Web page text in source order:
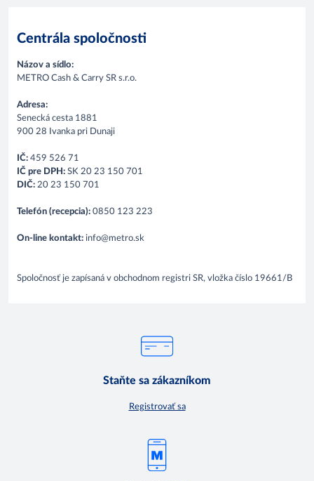
Centrála spoločnosti
Názov a sídlo:
METRO Cash & Carry SR s.r.o.
Adresa:
Senecká cesta 1881
900 28 Ivanka pri Dunaji
IČ: 459 526 71
IČ pre DPH: SK 20 23 150 701
DIČ: 20 23 150 701
Telefón (recepcia): 0850 123 223
On-line kontakt: info@metro.sk
Spoločnosť je zapísaná v obchodnom registri SR, vložka číslo 19661/B
Staňte sa zákazníkom
Registrovať sa